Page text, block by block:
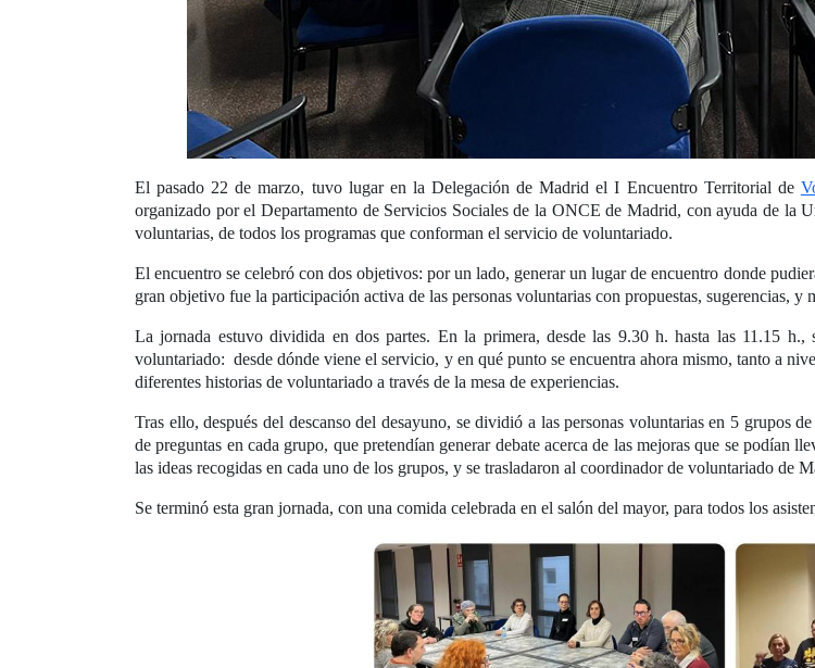
El pasado 22 de marzo, tuvo lugar en la Delegación de Madrid el I Encuentro Territorial de
organizado por el Departamento de Servicios Sociales de la ONCE de Madrid, con ayuda de la
voluntarias, de todos los programas que conforman el servicio de voluntariado.
El encuentro se celebró con dos objetivos: por un lado, generar un lugar de encuentro donde
gran objetivo fue la participación activa de las personas voluntarias con propuestas, sugerencias,
La jornada estuvo dividida en dos partes. En la primera, desde las 9.30 h. hasta las 11.15 h.,
voluntariado: desde dónde viene el servicio, y en qué punto se encuentra ahora mismo, tanto a
diferentes historias de voluntariado a través de la mesa de experiencias.
Tras ello, después del descanso del desayuno, se dividió a las personas voluntarias en 5 grupos
de preguntas en cada grupo, que pretendían generar debate acerca de las mejoras que se podían
las ideas recogidas en cada uno de los grupos, y se trasladaron al coordinador de voluntariado de
Se terminó esta gran jornada, con una comida celebrada en el salón del mayor, para todos los